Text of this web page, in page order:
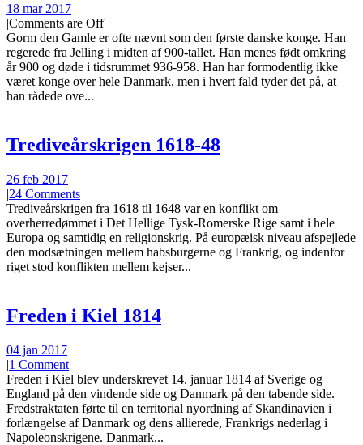
18 mar 2017
|Comments are Off
Gorm den Gamle er ofte nævnt som den første danske konge. Han
regerede fra Jelling i midten af 900-tallet. Han menes født omkring
år 900 og døde i tidsrummet 936-958. Han har formodentlig ikke
været konge over hele Danmark, men i hvert fald tyder det på, at
han rådede ove...
Trediveårskrigen 1618-48
26 feb 2017
|24 Comments
Trediveårskrigen fra 1618 til 1648 var en konflikt om
overherredømmet i Det Hellige Tysk-Romerske Rige samt i hele
Europa og samtidig en religionskrig. På europæisk niveau afspejlede
den modsætningen mellem habsburgerne og Frankrig, og indenfor
riget stod konflikten mellem kejser...
Freden i Kiel 1814
04 jan 2017
|1 Comment
Freden i Kiel blev underskrevet 14. januar 1814 af Sverige og
England på den vindende side og Danmark på den tabende side.
Fredstraktaten førte til en territorial nyordning af Skandinavien i
forlængelse af Danmark og dens allierede, Frankrigs nederlag i
Napoleonskrigene. Danmark...